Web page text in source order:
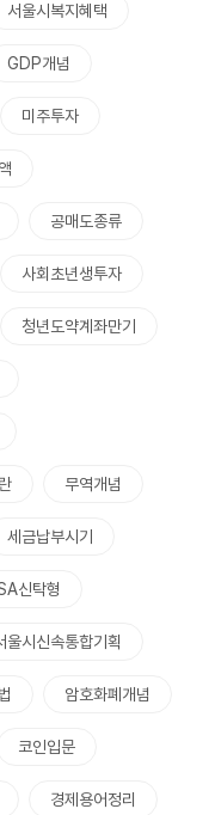
서울시복지혜택
GDP개념
미주투자
공매도종류
사회초년생투자
청년도약계좌만기
무역개념
세금납부시기
신탁형
울시신속통합기획
암호화폐개념
코인입문
경제용어정리